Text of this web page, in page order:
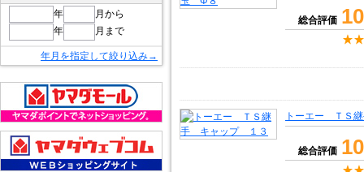
年
月から
年
月まで
年月を指定して絞り込み→
総合評価
トーエー ＴＳ
総合評価